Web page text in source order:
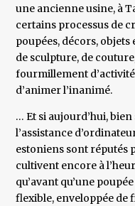
une ancienne usine, à
certains processus de
poupées, décors,
de sculpture, de
fourmillement
d’animer l’inanimé.
… Et si aujourd’hui,
l’assistance
estoniens sont réputés
cultivent encore à
qu’avant qu’une
flexible, enveloppée de